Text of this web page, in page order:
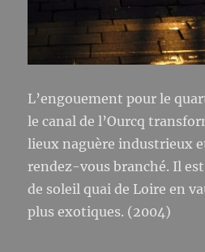
L’engouement pour le
le canal de l’Ourcq
lieux naguère industrieux
rendez-vous branché. Il
de soleil quai de Loire en
plus exotiques. (2004)